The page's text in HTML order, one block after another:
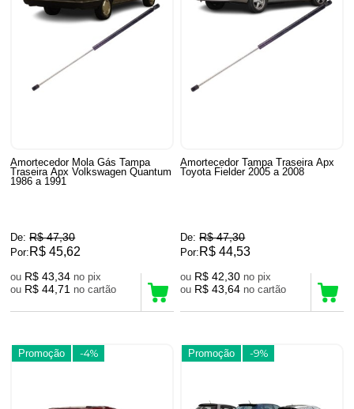
Amortecedor Mola Gás Tampa
Traseira Apx Volkswagen Quantum
1986 a 1991
De: R$ 47,30
Por: R$ 45,62
ou R$ 43,34
no pix
ou R$ 44,71 no cartão
Amortecedor Tampa Traseira Apx
Toyota Fielder 2005 a 2008
De: R$ 47,30
Por: R$ 44,53
ou R$ 42,30
no pix
ou R$ 43,64 no cartão
Promoção -4% Promoção -9%